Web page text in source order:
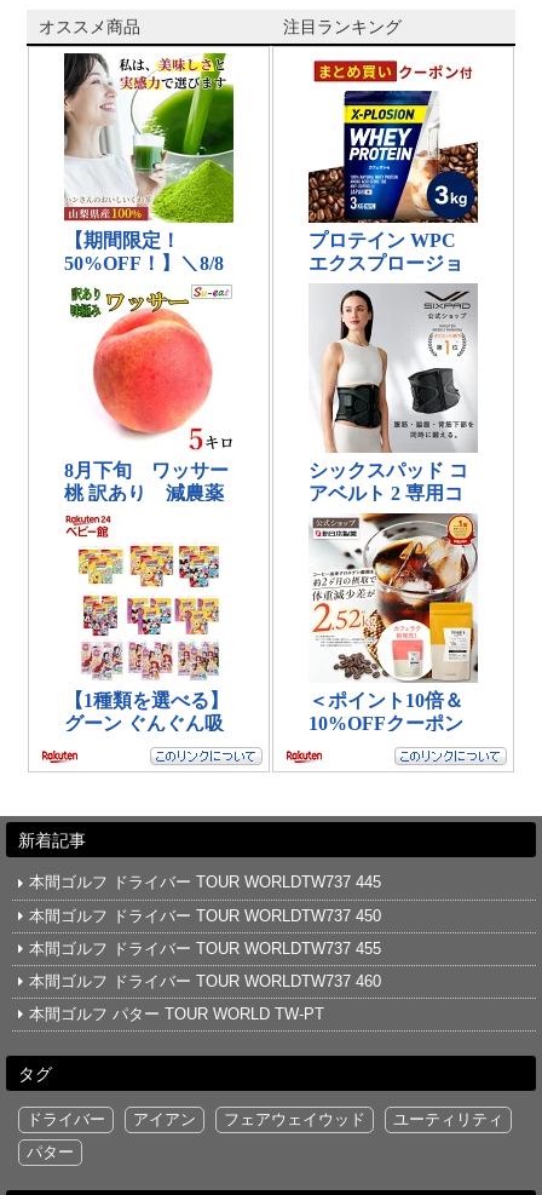
オススメ商品 注目ランキング
新着記事
本間ゴルフ ドライバー TOUR WORLDTW737 445
本間ゴルフ ドライバー TOUR WORLDTW737 450
本間ゴルフ ドライバー TOUR WORLDTW737 455
本間ゴルフ ドライバー TOUR WORLDTW737 460
本間ゴルフ パター TOUR WORLD TW-PT
タグ
ドライバー アイアン フェアウェイウッド
ユーティリティ
パター